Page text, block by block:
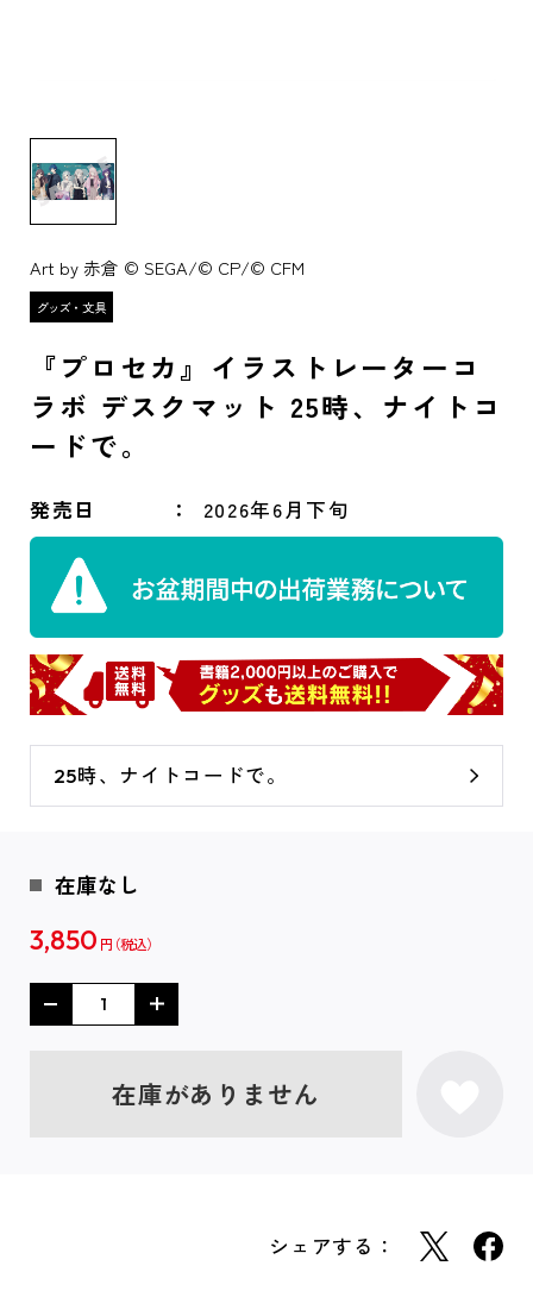
Art by 赤倉 © SEGA/© CP/© CFM
『プロセカ』イラストレーターコ
ラボ デスクマット 25時、ナイトコ
ードで。
発売日 2026年6月下旬
25時、ナイトコードで。
在庫なし
3,850 円
在庫がありません
シェアする：